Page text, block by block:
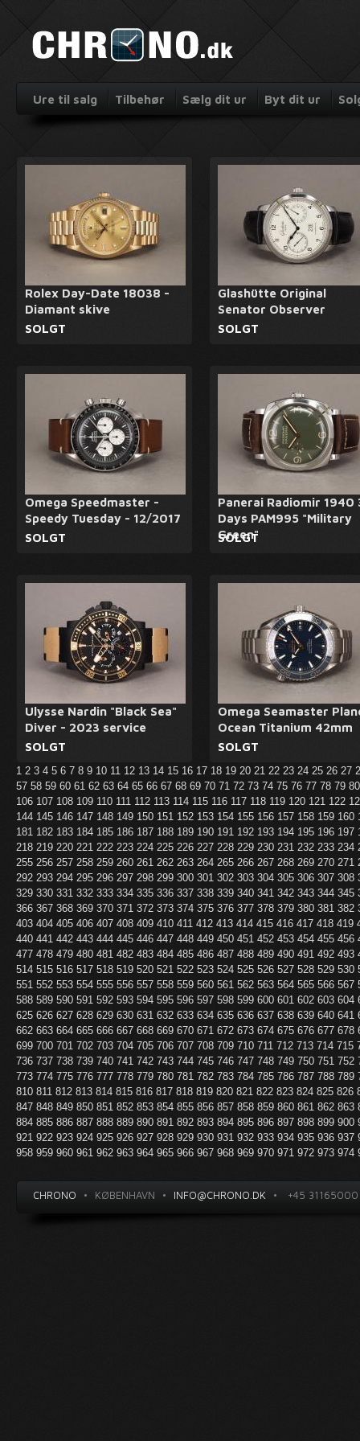
Ure til salg Tilbehør Sælg dit ur Byt dit ur
Rolex Day-Date 18038 -
Diamant skive
SOLGT
Glashütte Original
Senator Observer
SOLGT
Omega Speedmaster -
Speedy Tuesday - 12/2017
SOLGT
Panerai Radiomir 1940
Days PAM995 "Military
Green"
SOLGT
Ulysse Nardin "Black Sea"
Diver - 2023 service
SOLGT
Omega Seamaster
Ocean Titanium 42mm
SOLGT
1 2 3 4 5 6 7 8 9 10 11 12 13 14 15 16 17 18 19 20 21 22 23 24 25 26 27
57 58 59 60 61 62 63 64 65 66 67 68 69 70 71 72 73 74 75 76 77 78 79
106 107 108 109 110 111 112 113 114 115 116 117 118 119 120 121 122
144 145 146 147 148 149 150 151 152 153 154 155 156 157 158 159 160
181 182 183 184 185 186 187 188 189 190 191 192 193 194 195 196 197
218 219 220 221 222 223 224 225 226 227 228 229 230 231 232 233 234
255 256 257 258 259 260 261 262 263 264 265 266 267 268 269 270 271
292 293 294 295 296 297 298 299 300 301 302 303 304 305 306 307 308
329 330 331 332 333 334 335 336 337 338 339 340 341 342 343 344 345
366 367 368 369 370 371 372 373 374 375 376 377 378 379 380 381 382
403 404 405 406 407 408 409 410 411 412 413 414 415 416 417 418 419
440 441 442 443 444 445 446 447 448 449 450 451 452 453 454 455 456
477 478 479 480 481 482 483 484 485 486 487 488 489 490 491 492 493
514 515 516 517 518 519 520 521 522 523 524 525 526 527 528 529 530
551 552 553 554 555 556 557 558 559 560 561 562 563 564 565 566 567
588 589 590 591 592 593 594 595 596 597 598 599 600 601 602 603 604
625 626 627 628 629 630 631 632 633 634 635 636 637 638 639 640 641
662 663 664 665 666 667 668 669 670 671 672 673 674 675 676 677 678
699 700 701 702 703 704 705 706 707 708 709 710 711 712 713 714 715
736 737 738 739 740 741 742 743 744 745 746 747 748 749 750 751 752
773 774 775 776 777 778 779 780 781 782 783 784 785 786 787 788 789
810 811 812 813 814 815 816 817 818 819 820 821 822 823 824 825 826
847 848 849 850 851 852 853 854 855 856 857 858 859 860 861 862 863
884 885 886 887 888 889 890 891 892 893 894 895 896 897 898 899 900
921 922 923 924 925 926 927 928 929 930 931 932 933 934 935 936 937
958 959 960 961 962 963 964 965 966 967 968 969 970 971 972 973 974
CHRONO • KØBENHAVN • INFO@CHRONO.DK • +45 31165000